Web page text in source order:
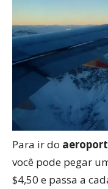
Para ir do
você pode pegar
$4,50 e passa a